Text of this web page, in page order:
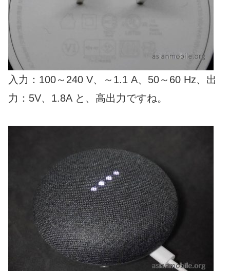
入力：100～240 V、～1.1 A、50～60 Hz、出
力：5V、1.8A と、高出力ですね。